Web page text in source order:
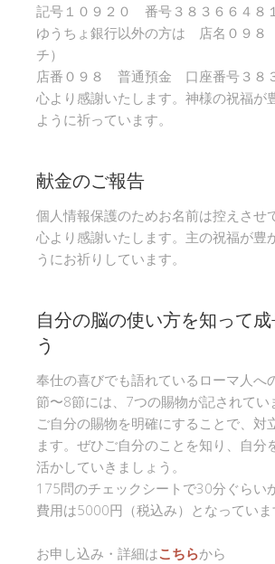
記号１０９２０ 番号３８３６６４８１
ゆうちょ銀行以外の方は 店名０９８
チ）
店番０９８ 普通預金 口座番号３８
心より感謝いたします。神様の祝福が
ように祈っています。
献金のご報告
個人情報保護のためお名前は控えさせ
心より感謝いたします。主の祝福が豊
うにお祈りしています。
自分の脳の使い方を知って
う
奉仕の喜びでも語れているローマ人へ
節〜8節には、7つの賜物が記されてい
ご自分の賜物を明確にすることで、対
ます。ぜひご自分のことを知り、自分
活かしていきましょう。
175問のチェックシートで30分ぐらい
費用は5000円（税込み）となっていま
お申し込み・詳細はこちらから